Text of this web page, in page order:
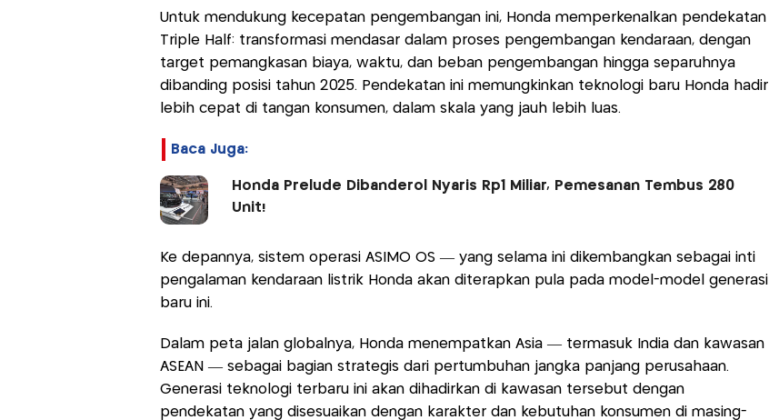
Untuk mendukung kecepatan pengembangan ini, Honda memperkenalkan pendekatan
Triple Half: transformasi mendasar dalam proses pengembangan kendaraan, dengan
target pemangkasan biaya, waktu, dan beban pengembangan hingga separuhnya
dibanding posisi tahun 2025. Pendekatan ini memungkinkan teknologi baru Honda hadir
lebih cepat di tangan konsumen, dalam skala yang jauh lebih luas.
Baca Juga:
Honda Prelude Dibanderol Nyaris Rp1 Miliar, Pemesanan Tembus 280
Unit!
Ke depannya, sistem operasi ASIMO OS — yang selama ini dikembangkan sebagai inti
pengalaman kendaraan listrik Honda akan diterapkan pula pada model-model generasi
baru ini.
Dalam peta jalan globalnya, Honda menempatkan Asia — termasuk India dan kawasan
ASEAN — sebagai bagian strategis dari pertumbuhan jangka panjang perusahaan.
Generasi teknologi terbaru ini akan dihadirkan di kawasan tersebut dengan
pendekatan yang disesuaikan dengan karakter dan kebutuhan konsumen di masing-